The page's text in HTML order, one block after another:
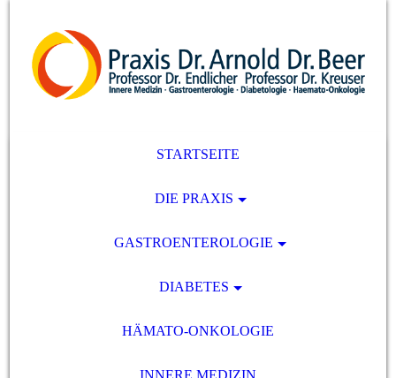
STARTSEITE
DIE PRAXIS
GASTROENTEROLOGIE
DIABETES
HÄMATO-ONKOLOGIE
INNERE MEDIZIN